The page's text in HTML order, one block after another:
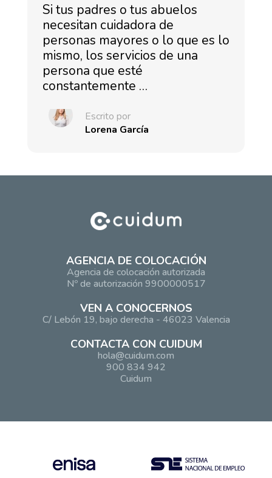
Si tus padres o tus abuelos
necesitan cuidadora de
personas mayores o lo que es lo
mismo, los servicios de una
persona que esté
constantemente …
Escrito por
Lorena García
AGENCIA DE COLOCACIÓN
Agencia de colocación autorizada
Nº de autorización 9900000517
VEN A CONOCERNOS
C/ Lebón 19, bajo derecha - 46023 Valencia
CONTACTA CON CUIDUM
hola@cuidum.com
900 834 942
Cuidum